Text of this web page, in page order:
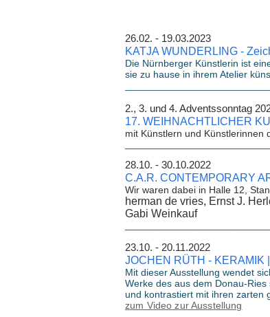
28.10.
C.A.R. CONTEMPORARY
Wir waren dabei in Halle 12,
herman de vries, Ernst J.
Gabi Weinkauf
2., 3. und 4.
17. WEIHNACHTLICHER
mit Künstlern und Künstlerinnen
23.10.
JOCHEN RÜTH - KERAMIK
Mit dieser Ausstellung wendet
Werke des aus dem Donau-
und kontrastiert mit ihren zarten
zum Video zur Ausstellung
26.02.
KATJA WUNDERLI NG -
Die Nürnberger Künstlerin ist
sie zu hause in ihrem Atelier